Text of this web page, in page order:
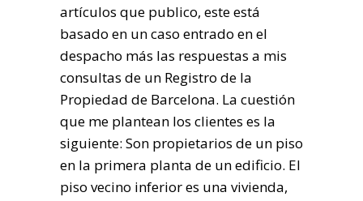
artículos que publico, este está
basado en un caso entrado en el
despacho más las respuestas a mis
consultas de un Registro de la
Propiedad de Barcelona. La cuestión
que me plantean los clientes es la
siguiente: Son propietarios de un piso
en la primera planta de un edificio. El
piso vecino inferior es una vivienda,